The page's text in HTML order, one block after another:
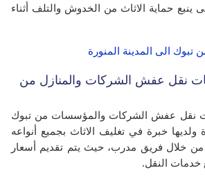
ينبع حماية الاثاث من الخدوش والتلف أثناء
الى المدينة المنورة
نقل عفش الشركات والمنازل من
نقل عفش الشركات والمؤسسات من تبوك
ولديها خبرة في تغليف الاثاث بجميع أنواعه
من خلال فريق مدرب، حيث يتم تقديم أسعار
خدمات النقل.